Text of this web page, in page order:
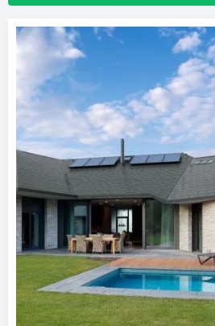
Produktdaten
Ausschreibungstexte
CAD-Details
Architekturobjekte
Expertenprofile